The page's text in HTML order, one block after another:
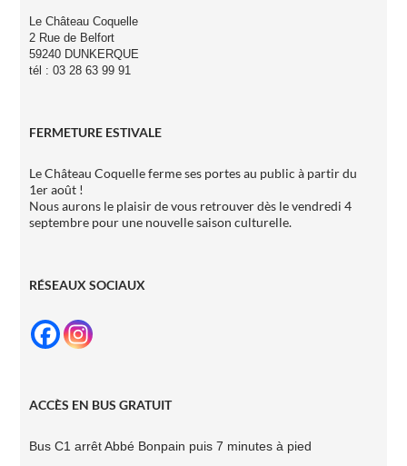
Le Château Coquelle
2 Rue de Belfort
59240 DUNKERQUE
tél : 03 28 63 99 91
FERMETURE ESTIVALE
Le Château Coquelle ferme ses portes au public à partir du
1er août !
Nous aurons le plaisir de vous retrouver dès le vendredi 4
septembre pour une nouvelle saison culturelle.
RÉSEAUX SOCIAUX
ACCÈS EN BUS GRATUIT
Bus C1 arrêt Abbé Bonpain puis 7 minutes à pied